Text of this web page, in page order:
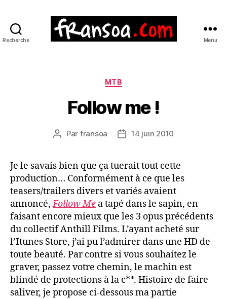
Recherche Menu
Catégories
MTB
Follow me !
Auteur
Par fransoa
Date14 juin 2010
Je le savais bien que ça tuerait tout cette
production… Conformément à ce que les
teasers/trailers divers et variés avaient
annoncé,Follow Me a tapé dans le sapin, en
faisant encore mieux que les 3 opus précédents
du collectif Anthill Films. L’ayant acheté sur
l’Itunes Store, j’ai pu l’admirer dans une HD de
toute beauté. Par contre si vous souhaitez le
graver, passez votre chemin, le machin est
blindé de protections à la c**. Histoire de faire
saliver, je propose ci-dessous ma partie